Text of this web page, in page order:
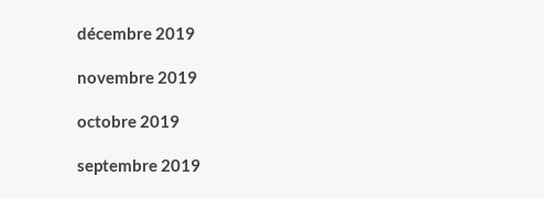
décembre 2019
novembre 2019
octobre 2019
septembre 2019